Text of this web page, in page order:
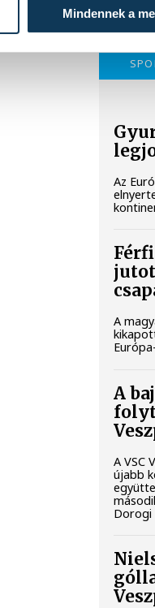
Mindennek a
Az
A
A
A VSC
újabb
Dorogi